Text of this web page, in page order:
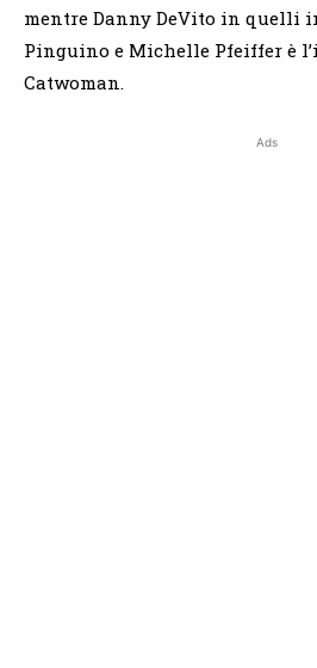
mentre Danny DeVito in quelli
Pinguino e Michelle Pfeiffer è
Catwoman.
Ads